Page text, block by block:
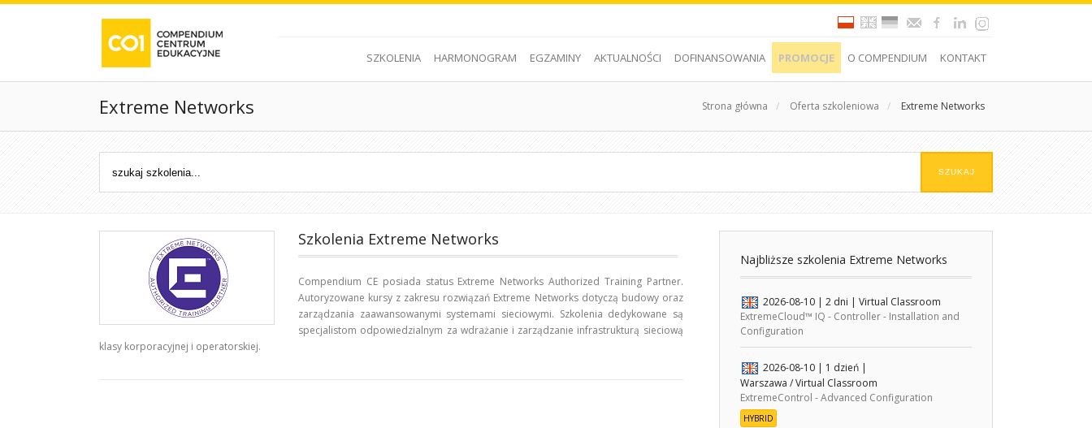
SZKOLENIA HARMONOGRAM EGZAMINY AKTUALNOŚCI DOFINANSOWANIA PROMOCJE O COMPENDIUM KONTAKT
Extreme Networks Strona główna / Oferta szkoleniowa / Extreme Networks
Szkolenia Extreme Networks
Compendium CE posiada status Extreme Networks Authorized Training Partner.
Autoryzowane kursy z zakresu rozwiązań Extreme Networks dotyczą budowy oraz
zarządzania zaawansowanymi systemami sieciowymi. Szkolenia dedykowane są
specjalistom odpowiedzialnym za wdrażanie i zarządzanie infrastrukturą sieciową
klasy korporacyjnej i operatorskiej.
Najbliższe szkolenia Extreme Networks
2026-08-10 | 2 dni | Virtual Classroom
ExtremeCloud™ IQ - Controller - Installation and
Configuration
2026-08-10 | 1 dzień |
Warszawa / Virtual Classroom
ExtremeControl - Advanced Configuration
HYBRID